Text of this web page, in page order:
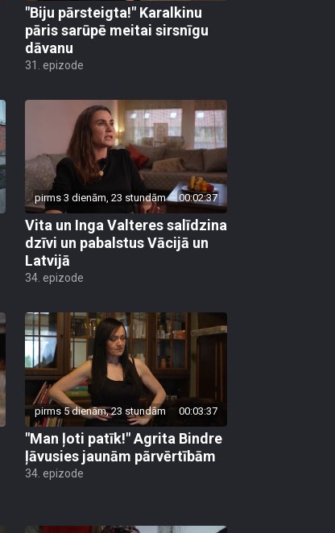
"Biju pārsteigta!" Karalkinu
pāris sarūpē meitai sirsnīgu
dāvanu
31. epizode
pirms 3 dienām, 23 stundām 00:02:37
Vita un Inga Valteres salīdzina
dzīvi un pabalstus Vācijā un
Latvijā
34. epizode
pirms 5 dienām, 23 stundām 00:03:37
"Man ļoti patīk!" Agrita Bindre
ļāvusies jaunām pārvērtībām
34. epizode